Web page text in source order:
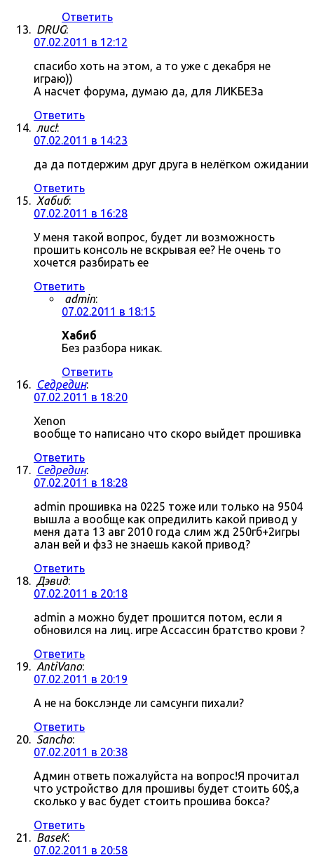
Ответить
DRUG:
07.02.2011 в 12:12
спасибо хоть на этом, а то уже с декабря не
играю))
А насчет форума, думаю да, для ЛИКБЕЗа
Ответить
лис!:
07.02.2011 в 14:23
да да потдержим друг друга в нелёгком ожидании
Ответить
Хабиб:
07.02.2011 в 16:28
У меня такой вопрос, будет ли возможность
прошить консоль не вскрывая ее? Не очень то
хочется разбирать ее
Ответить
admin:
07.02.2011 в 18:15
Хабиб
Без разбора никак.
Ответить
Седредин:
07.02.2011 в 18:20
Xenon
вообще то написано что скоро выйдет прошивка
Ответить
Седредин:
07.02.2011 в 18:28
admin прошивка на 0225 тоже или только на 9504
вышла а вообще как опредилить какой привод у
меня дата 13 авг 2010 года слим жд 250гб+2игры
алан вей и фз3 не знаешь какой привод?
Ответить
Дэвид:
07.02.2011 в 20:18
admin а можно будет прошится потом, если я
обновился на лиц. игре Ассассин братство крови ?
Ответить
AntiVano:
07.02.2011 в 20:19
А не на бокслэнде ли самсунги пихали?
Ответить
Sancho:
07.02.2011 в 20:38
Админ ответь пожалуйста на вопрос!Я прочитал
что устройство для прошивы будет стоить 60$,а
сколько у вас будет стоить прошива бокса?
Ответить
BaseK:
07.02.2011 в 20:58